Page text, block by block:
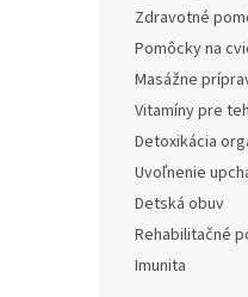
Zdravotné
Pomôcky na
Masážne
Vitamíny pre
Detoxikácia
Uvoľnenie
Detská obuv
Rehabilitačné
Imunita